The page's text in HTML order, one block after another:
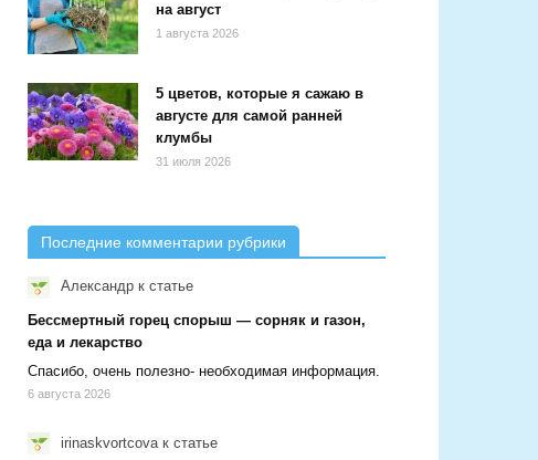
на август
1 августа 2026
5 цветов, которые я сажаю в
августе для самой ранней
клумбы
31 июля 2026
Последние комментарии рубрики
Александр к статье
Бессмертный горец спорыш — сорняк и газон,
еда и лекарство
Спасибо, очень полезно- необходимая информация.
6 августа 2026
irinaskvortcova к статье